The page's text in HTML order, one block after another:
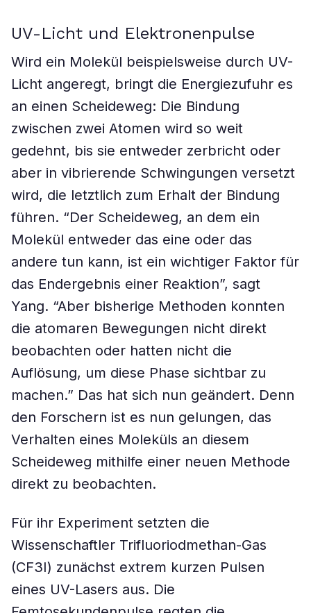
UV-Licht und Elektronenpulse
Wird ein Molekül beispielsweise durch UV-
Licht angeregt, bringt die Energiezufuhr es
an einen Scheideweg: Die Bindung
zwischen zwei Atomen wird so weit
gedehnt, bis sie entweder zerbricht oder
aber in vibrierende Schwingungen versetzt
wird, die letztlich zum Erhalt der Bindung
führen. “Der Scheideweg, an dem ein
Molekül entweder das eine oder das
andere tun kann, ist ein wichtiger Faktor für
das Endergebnis einer Reaktion”, sagt
Yang. “Aber bisherige Methoden konnten
die atomaren Bewegungen nicht direkt
beobachten oder hatten nicht die
Auflösung, um diese Phase sichtbar zu
machen.” Das hat sich nun geändert. Denn
den Forschern ist es nun gelungen, das
Verhalten eines Moleküls an diesem
Scheideweg mithilfe einer neuen Methode
direkt zu beobachten.
Für ihr Experiment setzten die
Wissenschaftler Trifluoriodmethan-Gas
(CF3I) zunächst extrem kurzen Pulsen
eines UV-Lasers aus. Die